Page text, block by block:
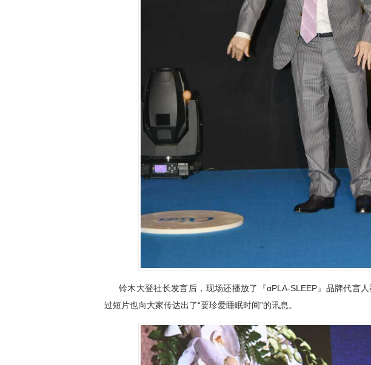
铃木大登社长发言后，现场还播放了『αPLA-SLEEP』品牌代言人
过短片也向大家传达出了“要珍爱睡眠时间”的讯息。